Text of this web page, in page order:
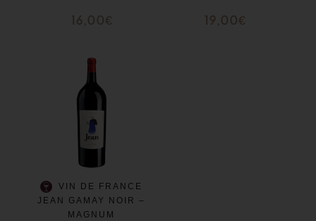
16,00€ 19,00€
VIN DE FRANCE
JEAN GAMAY NOIR –
MAGNUM